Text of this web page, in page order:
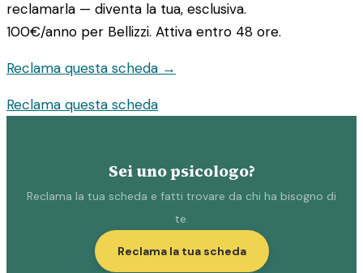
reclamarla — diventa la tua, esclusiva.
100€/anno per Bellizzi. Attiva entro 48 ore.
Reclama questa scheda →
Reclama questa scheda
Sei uno psicologo?
Reclama la tua scheda e fatti trovare da chi ha bisogno di
te.
Reclama la tua scheda